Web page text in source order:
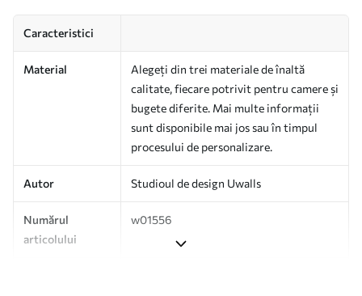
Caracteristici
Material
Alegeți din trei materiale de înaltă
calitate, fiecare potrivit pentru camere și
bugete diferite. Mai multe informații
sunt disponibile mai jos sau în timpul
procesului de personalizare.
Autor Studioul de design Uwalls
Numărul
articolului
w01556